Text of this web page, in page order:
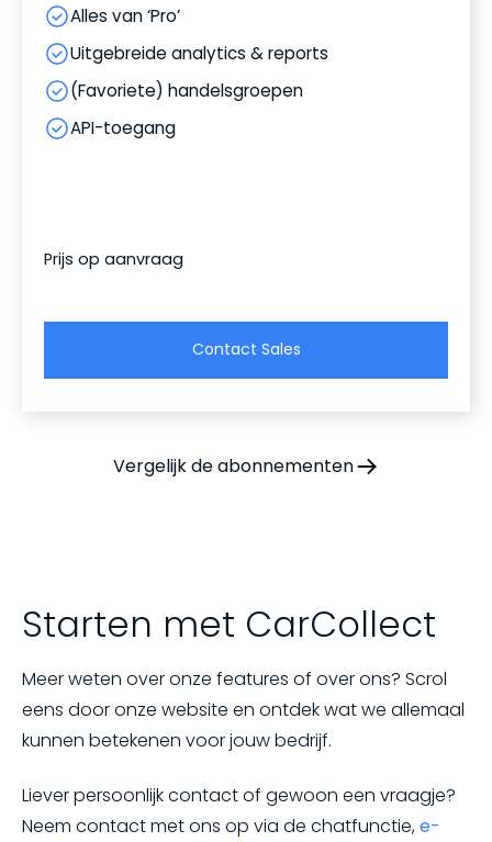
Alles van ‘Pro’
Uitgebreide analytics & reports
(Favoriete) handelsgroepen
API-toegang
Prijs op aanvraag
Contact Sales
Vergelijk de abonnementen
Starten met CarCollect
Meer weten over onze features of over ons? Scrol
eens door onze website en ontdek wat we allemaal
kunnen betekenen voor jouw bedrijf.
Liever persoonlijk contact of gewoon een vraagje?
Neem contact met ons op via de chatfunctie,e-